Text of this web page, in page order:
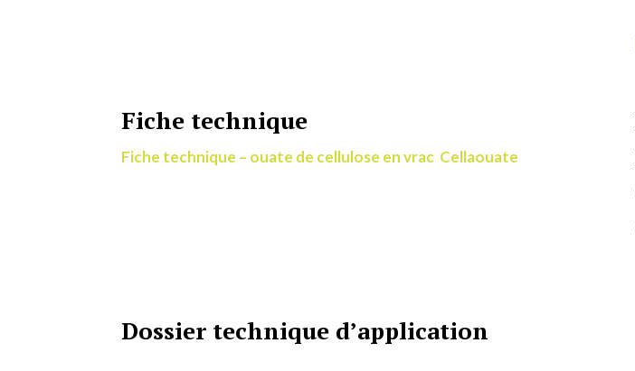
Fiche technique
Fiche technique – ouate de cellulose en vrac Cellaouate
Dossier technique d’application